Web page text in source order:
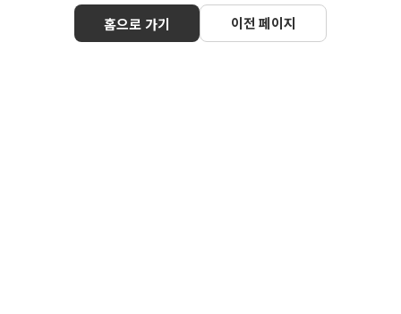
홈으로 가기 이전 페이지